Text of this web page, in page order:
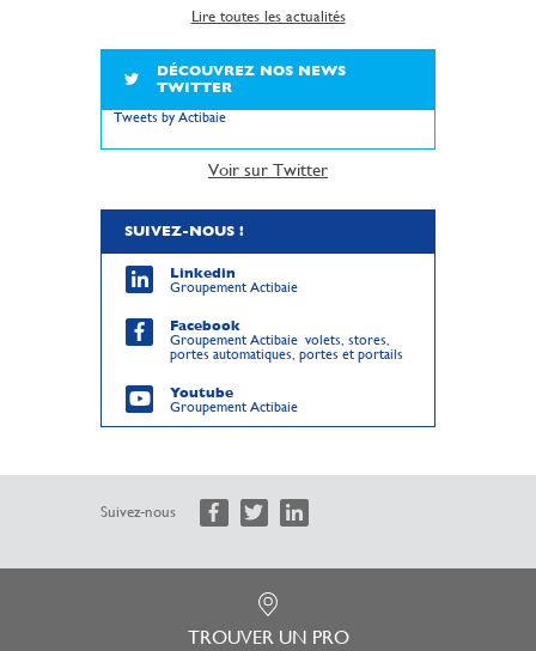
Lire toutes les actualités
DÉCOUVREZ NOS NEWS
TWITTER
Tweets by Actibaie
Voir sur Twitter
SUIVEZ-NOUS !
Linkedin
Groupement Actibaie
Facebook
Groupement Actibaie volets, stores,
portes automatiques, portes et portails
Youtube
Groupement Actibaie
Suivez-nous
TROUVER UN PRO